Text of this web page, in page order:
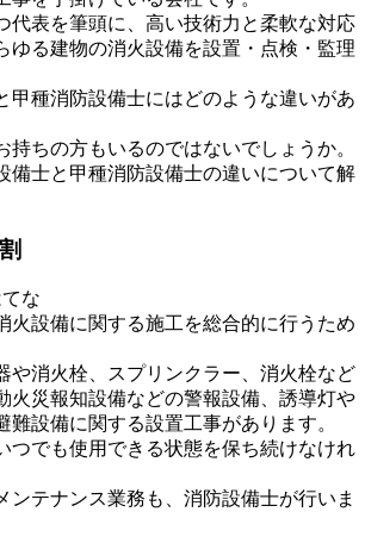
代表を筆頭に、高い技術力と柔軟な対応
ゆる建物の消火設備を設置・点検・監理
甲種消防設備士にはどのような違いがあ
持ちの方もいるのではないでしょうか。
備士と甲種消防設備士の違いについて解
火設備に関する施工を総合的に行うため
や消火栓、スプリンクラー、消火栓など
火災報知設備などの警報設備、誘導灯や
難設備に関する設置工事があります。
つでも使用できる状態を保ち続けなけれ
ンテナンス業務も、消防設備士が行いま